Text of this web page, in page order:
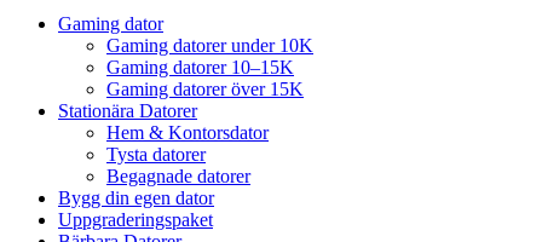
Gaming dator
Gaming datorer under 10K
Gaming datorer 10–15K
Gaming datorer över 15K
Stationära Datorer
Hem & Kontorsdator
Tysta datorer
Begagnade datorer
Bygg din egen dator
Uppgraderingspaket